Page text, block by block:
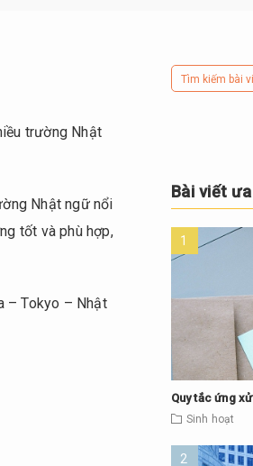
trường Nhật
Nhật ngữ nổi
tốt và phù hợp,
– Tokyo – Nhật
Bài viết
Quy tắc ứng
Sinh hoạt